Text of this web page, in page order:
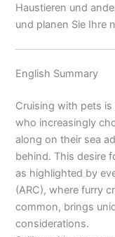
Haustieren und
und planen Sie Ihre
English Summary
Cruising with pets
who increasingly
along on their sea
behind. This desire
as highlighted by
(ARC), where furry
common, brings
considerations.